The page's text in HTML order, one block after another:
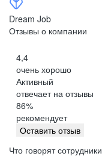
Dream Job
Отзывы о компании
4,4
очень хорошо
Активный
отвечает на отзывы
86%
рекомендует
Оставить отзыв
Что говорят сотрудники